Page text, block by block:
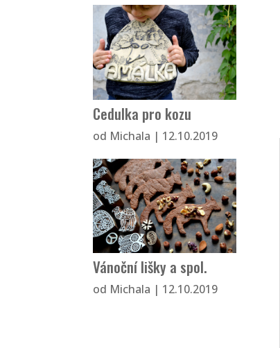
Cedulka pro kozu
od Michala | 12.10.2019
Vánoční lišky a spol.
od Michala | 12.10.2019